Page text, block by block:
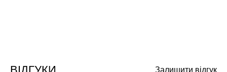
Залишити відгук
ВІДГУКИ